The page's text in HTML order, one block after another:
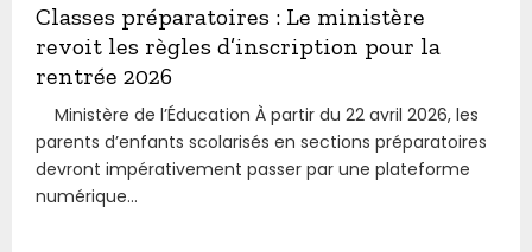
Classes préparatoires : Le ministère
revoit les règles d’inscription pour la
rentrée 2026
Ministère de l’Éducation À partir du 22 avril 2026, les
parents d’enfants scolarisés en sections préparatoires
devront impérativement passer par une plateforme
numérique...